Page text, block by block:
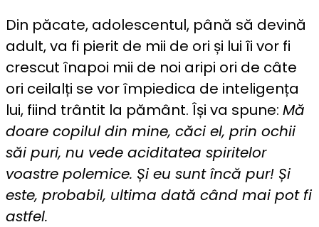
Din păcate, adolescentul, până să devină
adult, va fi pierit de mii de ori și lui îi vor fi
crescut înapoi mii de noi aripi ori de câte
ori ceilalți se vor împiedica de inteligența
lui, fiind trântit la pământ. Își va spune: Mă
doare copilul din mine, căci el, prin ochii
săi puri, nu vede aciditatea spiritelor
voastre polemice. Și eu sunt încă pur! Și
este, probabil, ultima dată când mai pot fi
astfel.